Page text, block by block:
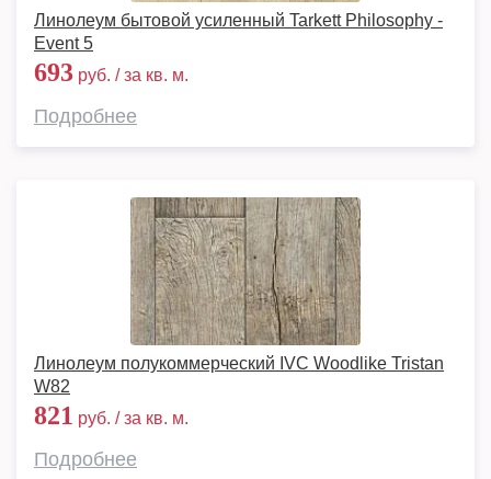
Линолеум бытовой усиленный Tarkett Philosophy -
Event 5
693 руб. / за кв. м.
Подробнее
Линолеум полукоммерческий IVC Woodlike Tristan
W82
821 руб. / за кв. м.
Подробнее